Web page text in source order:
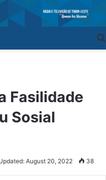
Fasilidade
Sosial
August 20, 2022 38